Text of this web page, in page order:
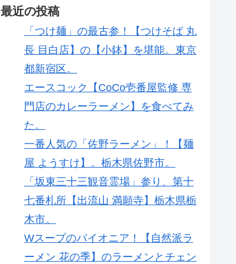
最近の投稿
「つけ麺」の最古参！【つけそば 丸
長 目白店】の【小鉢】を堪能。東京
都新宿区。
エースコック【CoCo壱番屋監修 専
門店のカレーラーメン】を食べてみ
た。
一番人気の「佐野ラーメン」！【麺
屋 ようすけ】。栃木県佐野市。
「坂東三十三観音霊場」参り、第十
七番札所【出流山 満願寺】栃木県栃
木市。
Wスープのパイオニア！【自然派ラ
ーメン 花の季】のラーメンとチェン